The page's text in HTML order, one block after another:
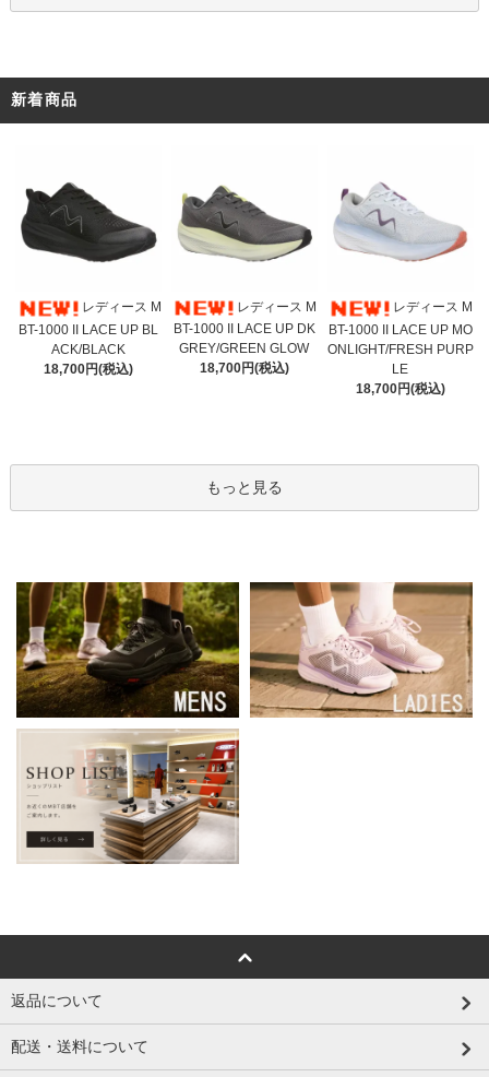
新着商品
レディース M
BT-1000 II LACE UP BL
ACK/BLACK
18,700円(税込)
レディース M
BT-1000 II LACE UP DK
GREY/GREEN GLOW
18,700円(税込)
レディース M
BT-1000 II LACE UP MO
ONLIGHT/FRESH PURP
LE
18,700円(税込)
もっと見る
返品について
配送・送料について